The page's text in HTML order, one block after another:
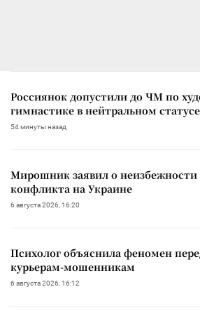
Россиянок допустили до ЧМ по
гимнастике в нейтральном статусе
54 минуты назад
Мирошник заявил о неизбежности
конфликта на Украине
6 августа 2026, 16:20
Психолог объяснила феномен
курьерам-мошенникам
6 августа 2026, 16:12